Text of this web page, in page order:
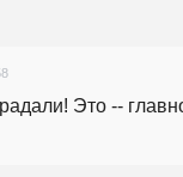
Это --